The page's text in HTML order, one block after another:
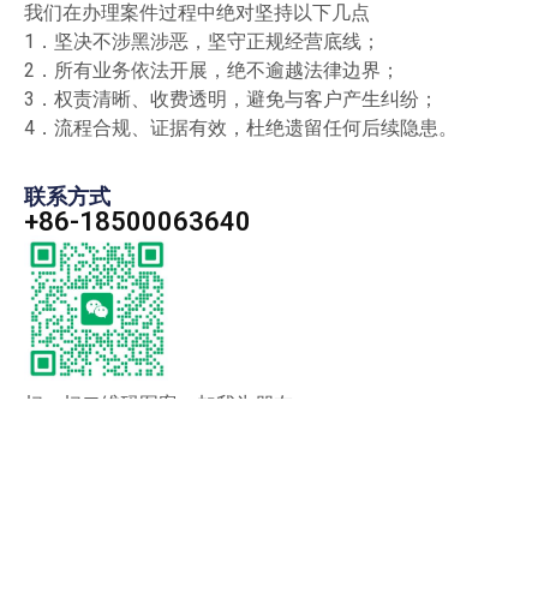
我们在办理案件过程中绝对坚持以下几点
1．坚决不涉黑涉恶，坚守正规经营底线；
2．所有业务依法开展，绝不逾越法律边界；
3．权责清晰、收费透明，避免与客户产生纠纷；
4．流程合规、证据有效，杜绝遗留任何后续隐患。
联系方式
+86-18500063640
扫一扫二维码图案，加我为朋友。